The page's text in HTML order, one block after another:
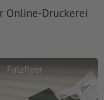
Online-Druckerei
Falzflyer